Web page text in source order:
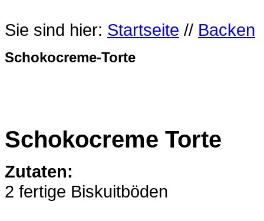
Sie sind hier: Startseite // Backen
Schokocreme-Torte
Schokocreme Torte
Zutaten:
2 fertige Biskuitböden